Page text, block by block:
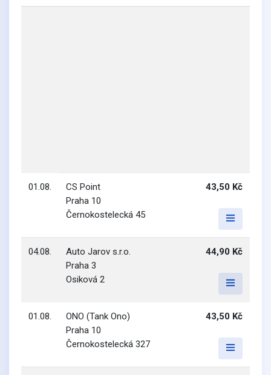
01.08.
CS Point
Praha 10
Černokostelecká 45
43,50 Kč
04.08.
Auto Jarov s.r.o.
Praha 3
Osiková 2
44,90 Kč
01.08.
ONO (Tank Ono)
Praha 10
Černokostelecká 327
43,50 Kč